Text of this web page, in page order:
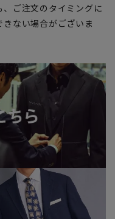
ご注文のタイミングに
ない場合がございま